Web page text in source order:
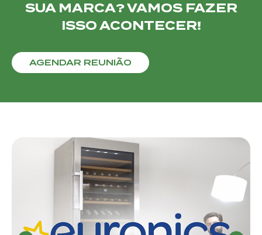
SUA MARCA? VAMOS FAZER
ISSO ACONTECER!
AGENDAR REUNIÃO